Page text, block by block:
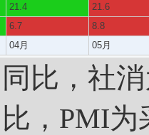
21.4 21.6
6.7 8.8
04月 05月
比，社
，PMI